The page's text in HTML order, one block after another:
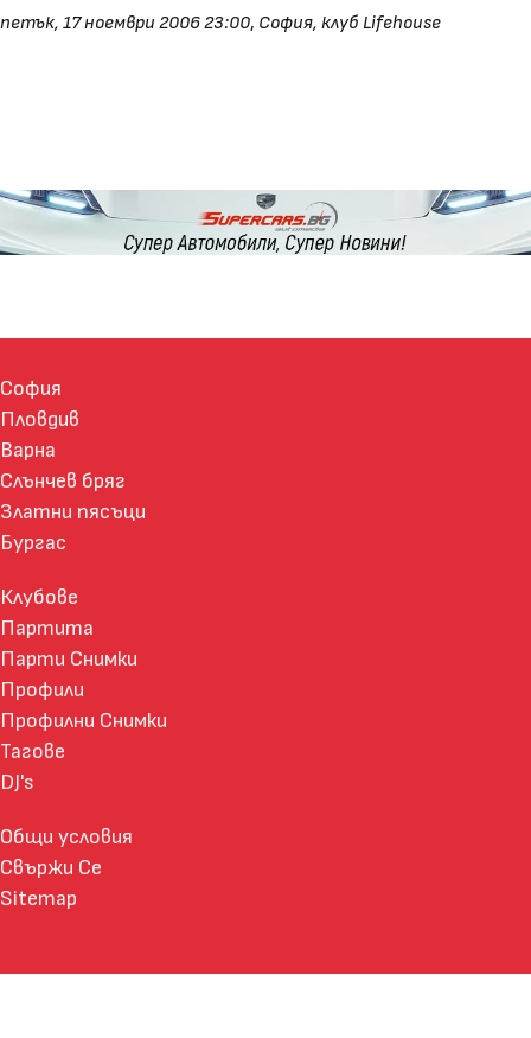
петък, 17 ноември 2006 23:00, София, клуб Lifehouse
София
Пловдив
Варна
Слънчев бряг
Златни пясъци
Бургас
Клубове
Партита
Парти Снимки
Профили
Профилни Снимки
Тагове
DJ's
Общи условия
Свържи Се
Sitemap